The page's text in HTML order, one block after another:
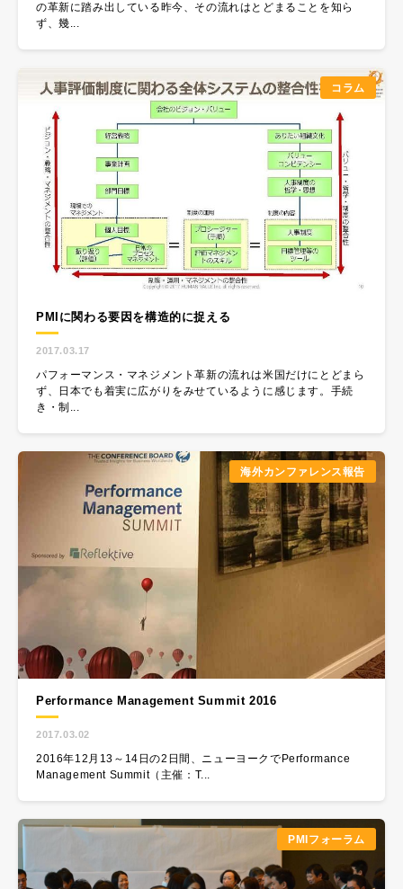
の革新に踏み出している昨今、その流れはとどまることを知ら
ず、幾...
コラム
PMIに関わる要因を構造的に捉える
2017.03.17
パフォーマンス・マネジメント革新の流れは米国だけにとどまら
ず、日本でも着実に広がりをみせているように感じます。手続
き・制...
海外カンファレンス報告
Performance Management Summit 2016
2017.03.02
2016年12月13～14日の2日間、ニューヨークでPerformance
Management Summit（主催：T...
PMIフォーラム